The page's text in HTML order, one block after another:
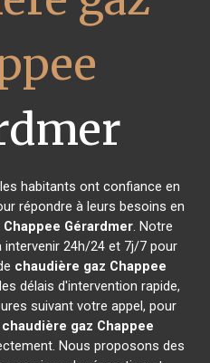
habitants ont confiance en
répondre à leurs besoins en
Gérardmer. Notre
24h/24 et 7j/7 pour
chaudière gaz Chappee
délais d'intervention rapide,
suivant votre appel, pour
chaudière gaz Chappee
Nous proposons des